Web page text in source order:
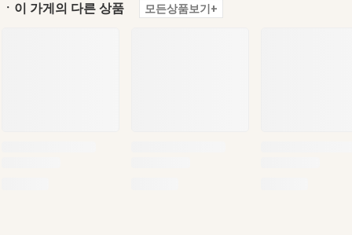
ㆍ이 가게의 다른 상품 모든상품보기+